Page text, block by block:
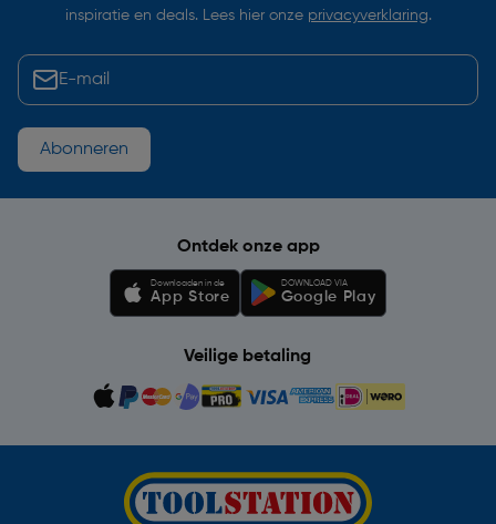
inspiratie en deals. Lees hier onze privacyverklaring.
Abonneren
Ontdek onze app
Downloaden in de
App Store
DOWNLOAD VIA
Google Play
Veilige betaling